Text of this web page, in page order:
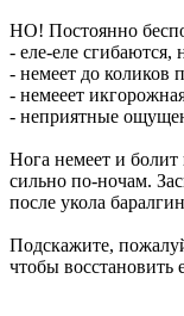
НО! Постоянно
- еле-еле сгибаются,
- немеет до коликов
- немееет
- неприятные
Нога немеет и
сильно по-ночам.
после укола
Подскажите,
чтобы